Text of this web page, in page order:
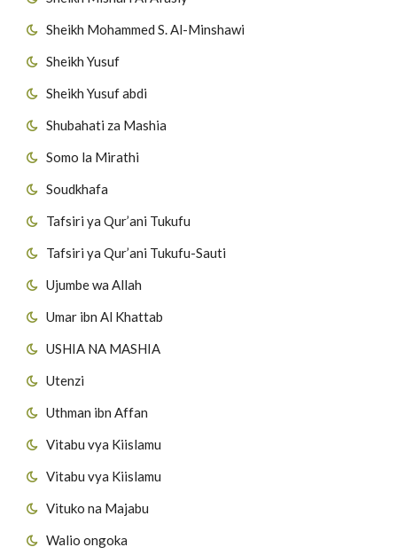
Sheikh Mohammed S. Al-Minshawi
Sheikh Yusuf
Sheikh Yusuf abdi
Shubahati za Mashia
Somo la Mirathi
Soudkhafa
Tafsiri ya Qur’ani Tukufu
Tafsiri ya Qur’ani Tukufu-Sauti
Ujumbe wa Allah
Umar ibn Al Khattab
USHIA NA MASHIA
Utenzi
Uthman ibn Affan
Vitabu vya Kiislamu
Vitabu vya Kiislamu
Vituko na Majabu
Walio ongoka